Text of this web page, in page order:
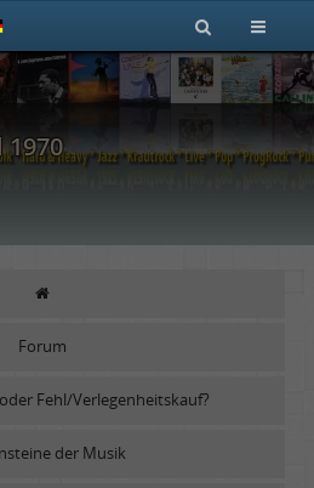
Forum
Fehl/Verlegenheitskauf?
der Musik